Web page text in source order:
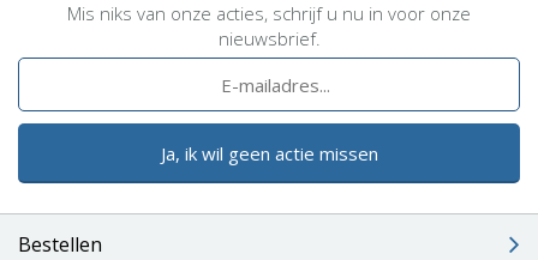
Mis niks van onze acties, schrijf u nu in voor onze
nieuwsbrief.
Ja, ik wil geen actie missen
Bestellen